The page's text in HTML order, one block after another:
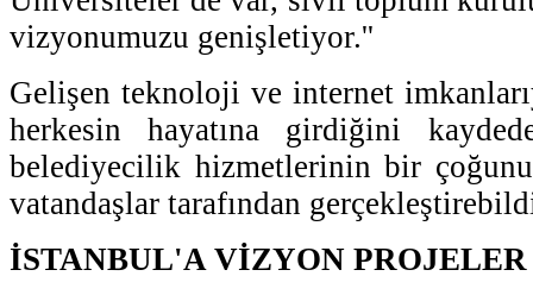
vizyonumuzu genişletiyor.''
Gelişen teknoloji ve internet
herkesin hayatına girdiğini
belediyecilik hizmetlerinin bir
vatandaşlar tarafından
İSTANBUL'A VİZYON PROJELER